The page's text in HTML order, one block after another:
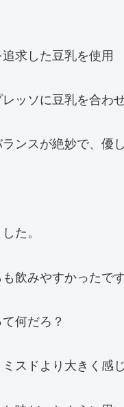
求した豆乳を使用
ッソに豆乳を合わ
ンスが絶妙で、優
た。
飲みやすかったです
何だろ？
スドより大きく感じ